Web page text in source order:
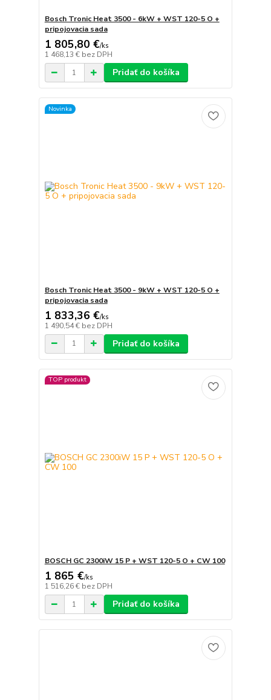
Bosch Tronic Heat 3500 - 6kW + WST 120-5 O +
pripojovacia sada
1 805,80 €/ks
1 468,13 € bez DPH
Pridať do košíka
Novinka
Bosch Tronic Heat 3500 - 9kW + WST 120-5 O +
pripojovacia sada
1 833,36 €/ks
1 490,54 € bez DPH
Pridať do košíka
TOP produkt
BOSCH GC 2300iW 15 P + WST 120-5 O + CW 100
1 865 €/ks
1 516,26 € bez DPH
Pridať do košíka